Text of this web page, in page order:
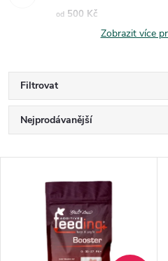
od 500 Kč
Zobrazit více
Filtrovat
Ř
a
Nejprodávanější
Abecedně